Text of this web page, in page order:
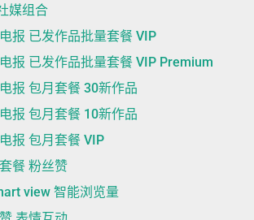
媒组合
报 已发作品批量套餐 VIP
报 已发作品批量套餐 VIP Premium
报 包月套餐 30新作品
报 包月套餐 10新作品
报 包月套餐 VIP
餐 粉丝赞
view 智能浏览量